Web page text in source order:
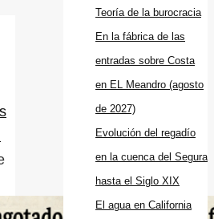
Teoría de la burocracia
En la fábrica de las
entradas sobre Costa
en EL Meandro (agosto
de 2027)
Evolución del regadío
en la cuenca del Segura
hasta el Siglo XIX
El agua en California